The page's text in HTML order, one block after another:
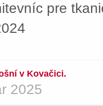
pre
v Kovačici.
2025